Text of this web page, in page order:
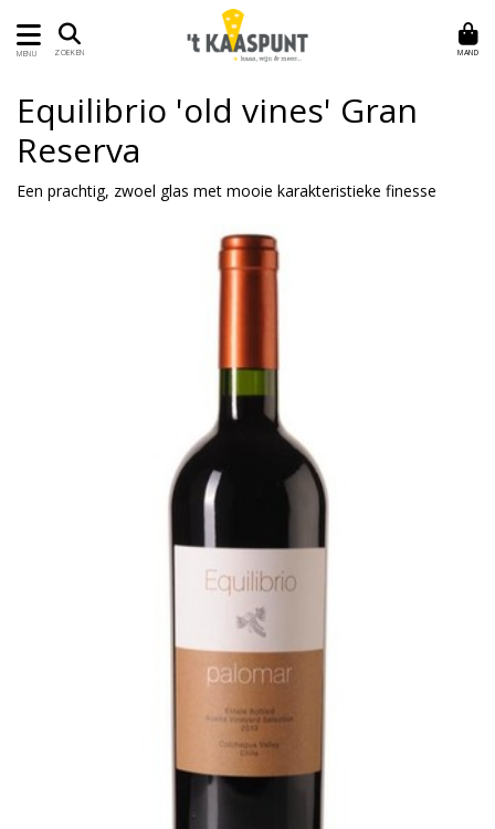
MENU ZOEKEN MAND
Equilibrio 'old vines' Gran
Reserva
Een prachtig, zwoel glas met mooie karakteristieke finesse